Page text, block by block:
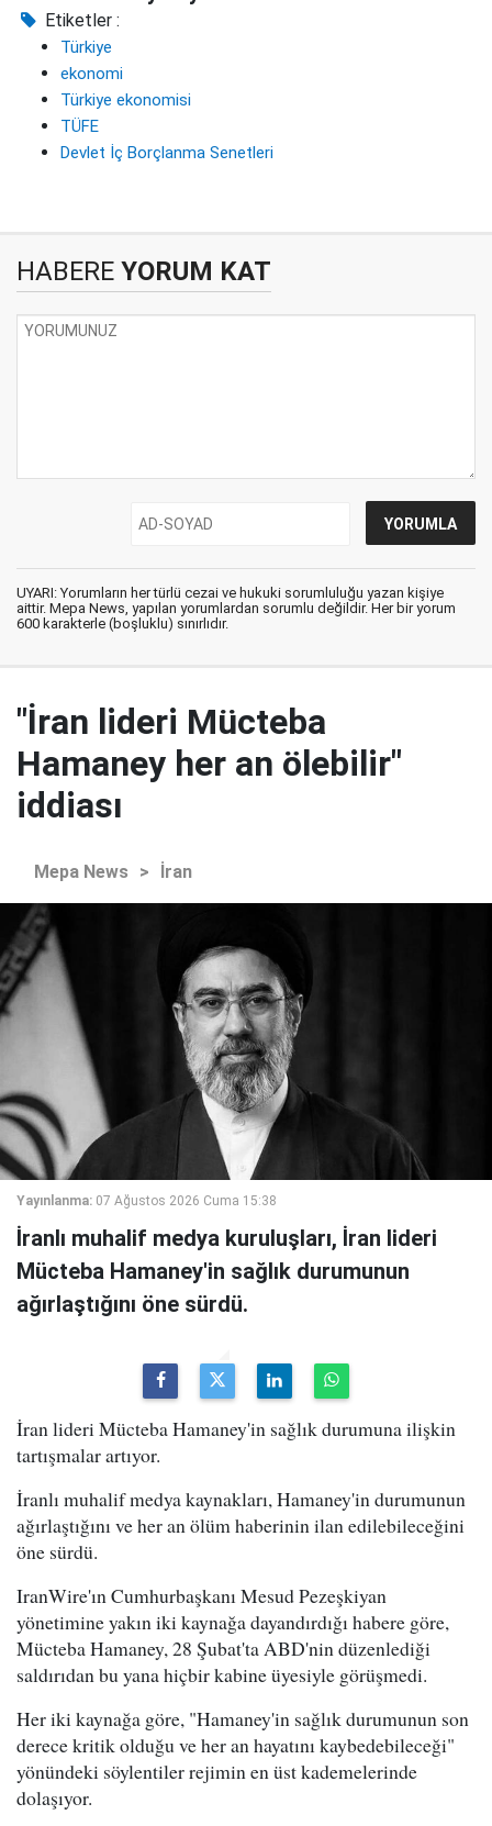
Etiketler :
Türkiye
ekonomi
Türkiye ekonomisi
TÜFE
Devlet İç Borçlanma Senetleri
HABERE YORUM KAT
UYARI: Yorumların her türlü cezai ve hukuki sorumluluğu yazan kişiye
aittir. Mepa News, yapılan yorumlardan sorumlu değildir. Her bir yorum
600 karakterle (boşluklu) sınırlıdır.
"İran lideri Mücteba
Hamaney her an ölebilir"
iddiası
Mepa News > İran
Yayınlanma: 07 Ağustos 2026 Cuma 15:38
İranlı muhalif medya kuruluşları, İran lideri
Mücteba Hamaney'in sağlık durumunun
ağırlaştığını öne sürdü.
İran lideri Mücteba Hamaney'in sağlık durumuna ilişkin
tartışmalar artıyor.
İranlı muhalif medya kaynakları, Hamaney'in durumunun
ağırlaştığını ve her an ölüm haberinin ilan edilebileceğini
öne sürdü.
IranWire'ın Cumhurbaşkanı Mesud Pezeşkiyan
yönetimine yakın iki kaynağa dayandırdığı habere göre,
Mücteba Hamaney, 28 Şubat'ta ABD'nin düzenlediği
saldırıdan bu yana hiçbir kabine üyesiyle görüşmedi.
Her iki kaynağa göre, "Hamaney'in sağlık durumunun son
derece kritik olduğu ve her an hayatını kaybedebileceği"
yönündeki söylentiler rejimin en üst kademelerinde
dolaşıyor.